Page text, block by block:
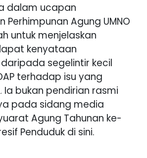
dalam ucapan
Perhimpunan Agung UMNO
untuk menjelaskan
kenyataan
segelintir kecil
terhadap isu yang
Ia bukan pendirian rasmi
pada sidang media
Agung Tahunan ke-
Penduduk di sini.